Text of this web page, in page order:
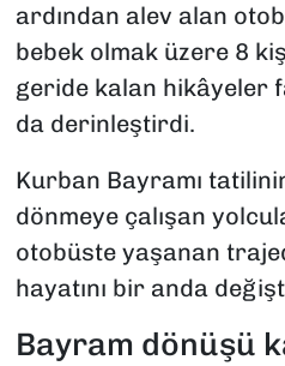
ardından alev alan
bebek olmak üzere 8
geride kalan hikâyeler
da derinleştirdi.
Kurban Bayramı
dönmeye çalışan
otobüste yaşanan
hayatını bir anda
Bayram dönüşü